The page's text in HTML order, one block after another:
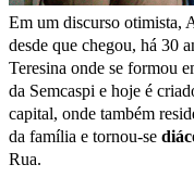
Em um discurso otimista,
desde que chegou, há 30
Teresina onde se formou
da Semcaspi e hoje é
capital, onde também
da família e tornou-se
Rua.